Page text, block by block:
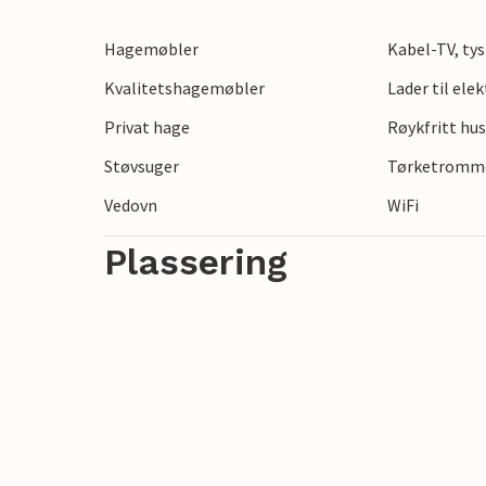
Bork Havn, som ligger ved den
naturelskere og eventyrere. Utforsk de
avslappende spaserturer eller
besøke den historiske Bork vikinghavn,
Hagemøbler
Kabel-TV,
Kvalitetshagemøbler
Lader til
Privat hage
Røykfritt hus
Støvsuger
Vedovn
WiFi
Plassering